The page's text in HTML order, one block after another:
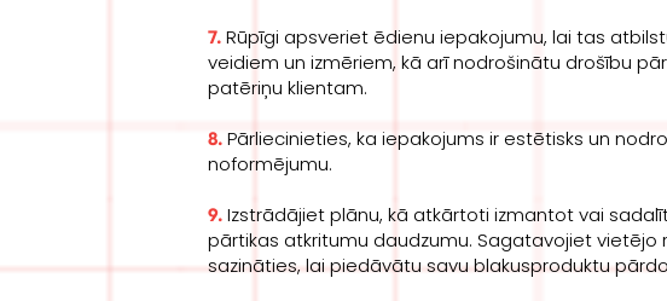
7. Rūpīgi apsveriet ēdienu iepakojumu, lai tas
veidiem un izmēriem, kā arī nodrošinātu drošību
patēriņu klientam.
8. Pārliecinieties, ka iepakojums ir estētisks un
noformējumu.
9. Izstrādājiet plānu, kā atkārtoti izmantot vai
pārtikas atkritumu daudzumu. Sagatavojiet vietējo
sazināties, lai piedāvātu savu blakusproduktu